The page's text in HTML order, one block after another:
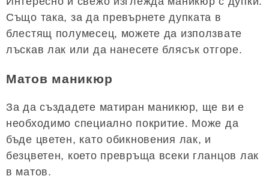
Също така, за да превърнете дупката в
блестящ полумесец, можете да използвате
лъскав лак или да нанесете блясък отгоре.
Матов маникюр
За да създадете матиран маникюр, ще ви е
необходимо специално покритие. Може да
бъде цветен, като обикновения лак, и
безцветен, което превръща всеки гланцов лак
в матов.